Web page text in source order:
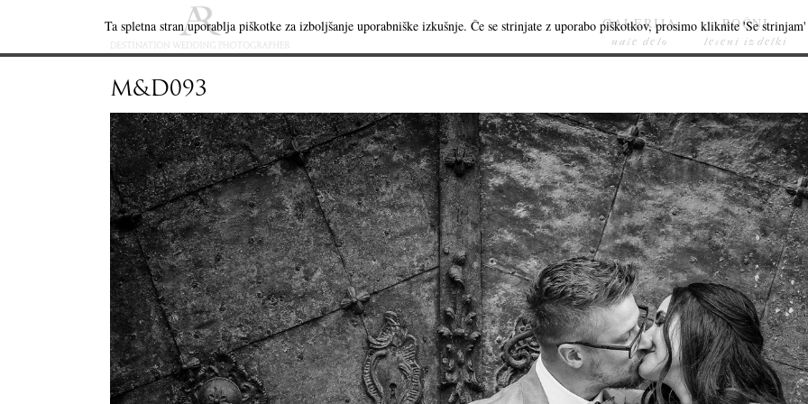
GALERIJA
naše delo
ROČNI
leseni izdelki
M&D093
Ta spletna stran uporablja piškotke za izboljšanje uporabniške izkušnje. Če se strinjate z uporabo piškotkov, prosimo kliknite 'Se